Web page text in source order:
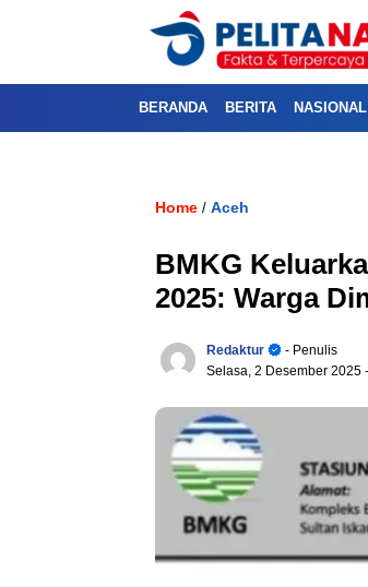
BERANDA BERITA NASIONAL
Home / Aceh
BMKG
2025: Warga
Redaktur
- Penulis
Selasa, 2 Desember 2025